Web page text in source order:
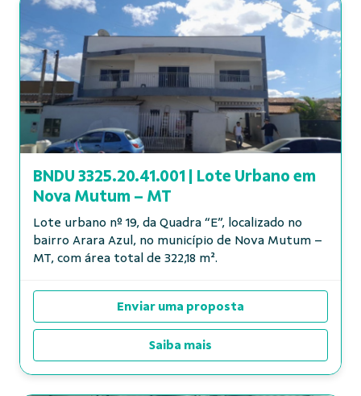
BNDU 3325.20.41.001 | Lote Urbano em
Nova Mutum – MT
Lote urbano nº 19, da Quadra “E”, localizado no
bairro Arara Azul, no município de Nova Mutum –
MT, com área total de 322,18 m².
Enviar uma proposta
Saiba mais